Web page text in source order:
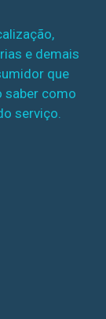
e demais
que
saber como
serviço.